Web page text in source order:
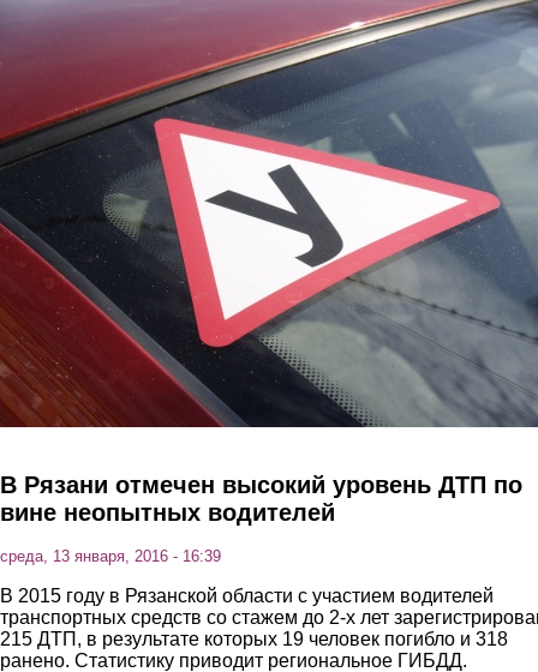
Перейти к основному содержанию
В Рязани отмечен высокий уровень ДТП по
вине неопытных водителей
среда, 13 января, 2016 - 16:39
В 2015 году в Рязанской области с участием водителей
транспортных средств со стажем до 2-х лет
215 ДТП, в результате которых 19 человек погибло и 318
ранено. Статистику приводит региональное ГИБДД.